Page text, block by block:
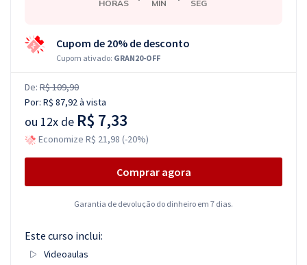
HORAS MIN SEG
Cupom de 20% de desconto
Cupom ativado: GRAN20-OFF
De: R$ 109,90
Por: R$ 87,92à vista
ou 12x de R$ 7,33
Economize R$ 21,98 (-20%)
Comprar agora
Garantia de devolução do dinheiro em 7 dias.
Este curso inclui:
Videoaulas